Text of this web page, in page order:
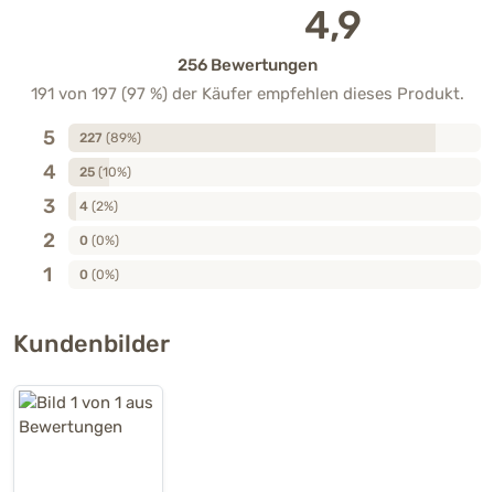
4,9
256 Bewertungen
191 von 197 (97 %) der Käufer empfehlen dieses Produkt.
5 227 (89%)
4 25 (10%)
3 4 (2%)
2 0 (0%)
1 0 (0%)
Kundenbilder